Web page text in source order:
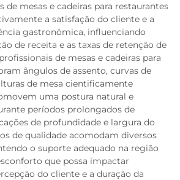
mesas e cadeiras para restaurantes
a satisfação do cliente e a
gastronômica, influenciando
de receita e as taxas de retenção de
de mesas e cadeiras para
ângulos de assento, curvas de
de mesa cientificamente
uma postura natural e
períodos prolongados de
de profundidade e largura do
de qualidade acomodam diversos
o suporte adequado na região
que possa impactar
do cliente e a duração da